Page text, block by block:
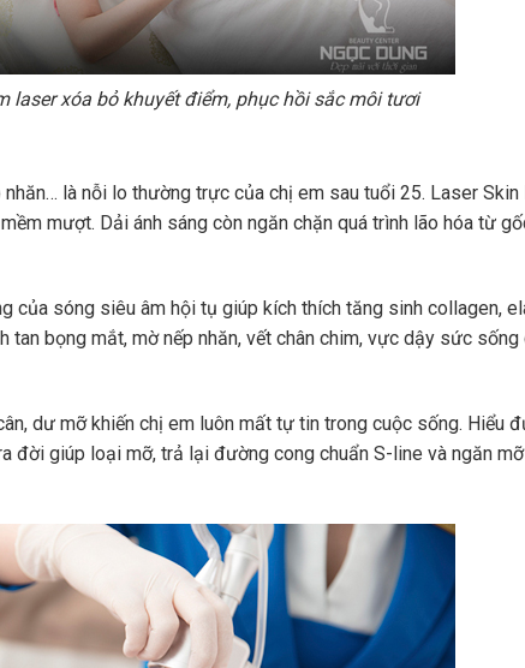
laser xóa bỏ khuyết điểm, phục hồi sắc môi tươi
nhăn… là nỗi lo thường trực của chị em sau tuổi 25. Laser Skin
mượt. Dải ánh sáng còn ngăn chặn quá trình lão hóa từ
của sóng siêu âm hội tụ giúp kích thích tăng sinh collagen,
tan bọng mắt, mờ nếp nhăn, vết chân chim, vực dậy sức sống
dư mỡ khiến chị em luôn mất tự tin trong cuộc sống. Hiểu
đời giúp loại mỡ, trả lại đường cong chuẩn S-line và ngăn